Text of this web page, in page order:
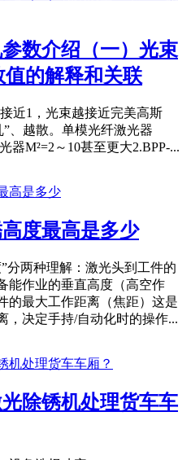
数介绍（一）光束
值的解释和关联
近1，光束越接近完美高斯
、越散。单模光纤激光器
器M²=2～10甚至更大2.BPP-...
度最高是多少
分两种理解：激光头到工件的
能作业的垂直高度（高空作
的最大工作距离（焦距）这是
，决定手持/自动化时的操作...
除锈机处理货车车